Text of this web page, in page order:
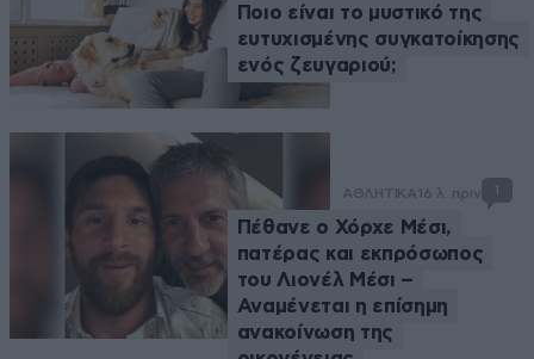
Ποιο είναι το μυστικό της
ευτυχισμένης συγκατοίκησης
ενός ζευγαριού;
ΑΘΛΗΤΙΚΑ 16 λ. πριν
Πέθανε ο Χόρχε Μέσι,
πατέρας και εκπρόσωπος
του Λιονέλ Μέσι –
Αναμένεται η επίσημη
ανακοίνωση της